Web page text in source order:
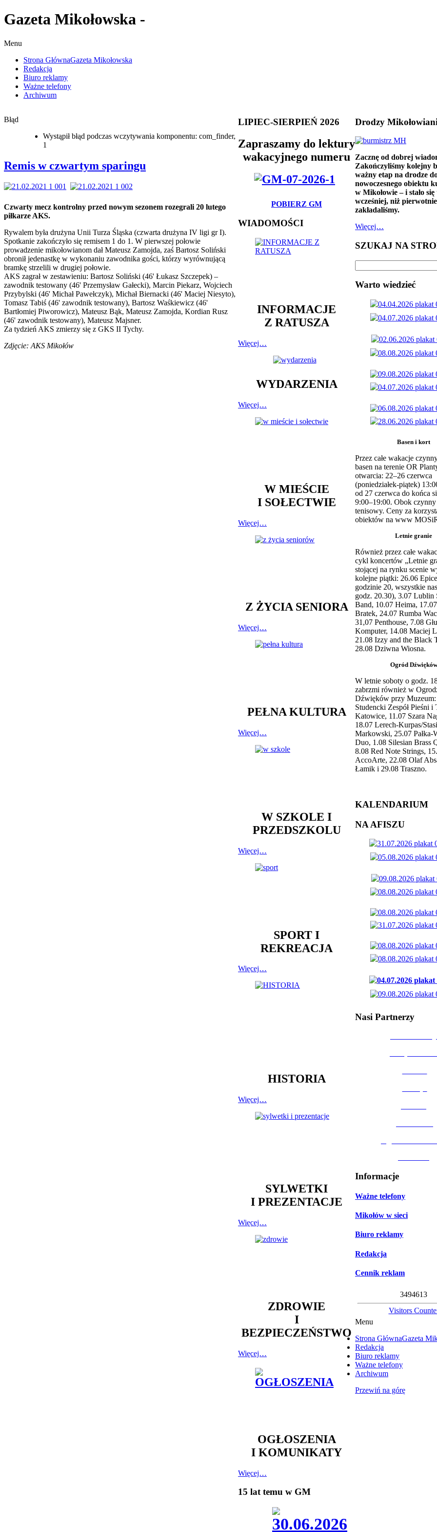
Gazeta Mikołowska -
Menu
Strona GłównaGazeta Mikołowska
Redakcja
Biuro reklamy
Ważne telefony
Archiwum
Błąd
Wystąpił błąd podczas wczytywania komponentu: com_finder,
1
Remis w czwartym sparingu
Czwarty mecz kontrolny przed nowym sezonem rozegrali 20 lutego
piłkarze AKS.
Rywalem była drużyna Unii Turza Śląska (czwarta drużyna IV ligi gr I).
Spotkanie zakończyło się remisem 1 do 1. W pierwszej połowie
prowadzenie mikołowianom dał Mateusz Zamojda, zaś Bartosz Soliński
obronił jedenastkę w wykonaniu zawodnika gości, którzy wyrównującą
bramkę strzelili w drugiej połowie.
AKS zagrał w zestawieniu: Bartosz Soliński (46' Łukasz Szczepek) –
zawodnik testowany (46' Przemysław Gałecki), Marcin Piekarz, Wojciech
Przybylski (46' Michał Pawełczyk), Michał Biernacki (46' Maciej Niesyto),
Tomasz Tabiś (46' zawodnik testowany), Bartosz Waśkiewicz (46'
Bartłomiej Piworowicz), Mateusz Bąk, Mateusz Zamojda, Kordian Rusz
(46' zawodnik testowany), Mateusz Majsner.
Za tydzień AKS zmierzy się z GKS II Tychy.
Zdjęcie: AKS Mikołów
LIPIEC-SIERPIEŃ 2026
Zapraszamy do lektury
wakacyjnego numeru
POBIERZ GM
WIADOMOŚCI
INFORMACJE
Z RATUSZA
Więcej…
WYDARZENIA
Więcej…
W MIEŚCIE
I SOŁECTWIE
Więcej…
Z ŻYCIA SENIORA
Więcej…
PEŁNA KULTURA
Więcej…
W SZKOLE I
PRZEDSZKOLU
Więcej…
SPORT I
REKREACJA
Więcej…
HISTORIA
Więcej…
SYLWETKI
I PREZENTACJE
Więcej…
ZDROWIE
I
BEZPIECZEŃSTWO
Więcej…
OGŁOSZENIA
I KOMUNIKATY
Więcej…
15 lat temu w GM
Drodzy
Zacznę od dobrej
Zakończyliśmy kolejny
ważny etap na drodze
nowoczesnego obiektu
w Mikołowie – i stało się
wcześniej, niż pierwotnie
zakładaliśmy.
Więcej…
SZUKAJ NA
Warto wiedzieć
Basen i kort
Przez całe wakacje
basen na terenie OR
otwarcia: 22–26 czerwca
(poniedziałek-piątek)
od 27 czerwca do końca
9:00–19:00. Obok
tenisowy. Ceny za
obiektów na www
Letnie granie
Również przez całe
cykl koncertów „Letnie
stojącej na rynku scenie
kolejne piątki: 26.06
godzinie 20, wszystkie
godz. 20.30), 3.07 Lublin
Band, 10.07 Heima,
Bratek, 24.07 Rumba
31,07 Penthouse, 7.08
Komputer, 14.08 Maciej
21.08 Izzy and the Black
28.08 Dziwna Wiosna.
Ogród Dźwięków
W letnie soboty o godz.
zabrzmi również w
Dźwięków przy
Studencki Zespół Pieśni i
Katowice, 11.07 Szara
18.07 Lerech-Kurpas/
Markowski, 25.07 Pałka-
Duo, 1.08 Silesian Brass
8.08 Red Note Strings,
AccoArte, 22.08 Olaf
Łamik i 29.08 Traszno.
KALENDARIUM
NA AFISZU
Nasi Partnerzy
Informacje
Ważne telefony
Mikołów w sieci
Biuro reklamy
Redakcja
Cennik reklam
3494613
Visitors
Menu
Strona GłównaGazeta
Redakcja
Biuro reklamy
Ważne telefony
Archiwum
Przewiń na górę